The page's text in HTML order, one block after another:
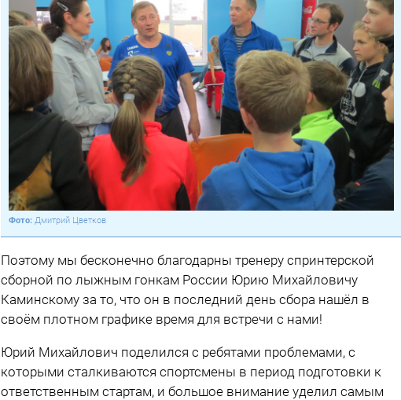
Дмитрий Цветков
Поэтому мы бесконечно благодарны тренеру спринтерской
сборной по лыжным гонкам России Юрию Михайловичу
Каминскому за то, что он в последний день сбора нашёл в
своём плотном графике время для встречи с нами!
Юрий Михайлович поделился с ребятами проблемами, с
которыми сталкиваются спортсмены в период подготовки к
ответственным стартам, и большое внимание уделил самым